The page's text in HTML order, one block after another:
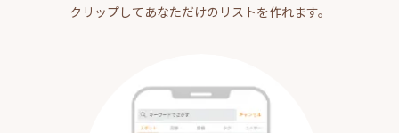
クリップしてあなただけのリストを作れます。